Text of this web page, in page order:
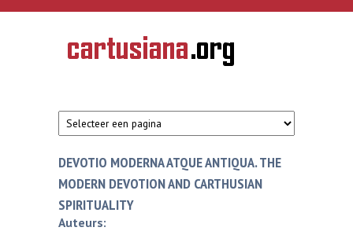
Overslaan en naar de inhoud gaan
CARTUSIANA
Geschiedenis
van de
DEVOTIO MODERNA ATQUE ANTIQUA. THE
MODERN DEVOTION AND CARTHUSIAN
SPIRITUALITY
Auteurs: